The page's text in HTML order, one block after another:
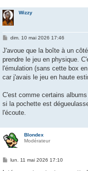
Wizzy
M
s
a
g
dim. 10 mai 2026 17:46
J'avoue que la boîte à un
prendre le jeu en physique.
l'émulation (sans cette box
car j'avais le jeu en haute
C'est comme certains
si la pochette est
l'écoute.
Blondex
Modérateur
Mlun. 11 mai 2026 17:10